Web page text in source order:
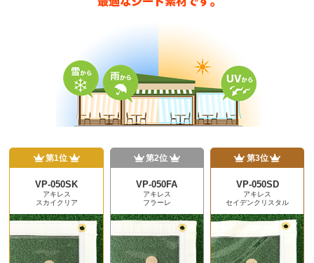
第1位
VP-050SK
アキレス
スカイクリア
第2位
VP-050FA
アキレス
フラーレ
第3位
VP-050SD
アキレス
セイデンクリスタル